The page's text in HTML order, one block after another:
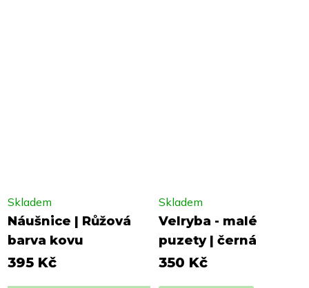
Náušnice | Růžová
barva kovu
Skladem
395 Kč
Velryba - malé
puzety | černá
Skladem
350 Kč